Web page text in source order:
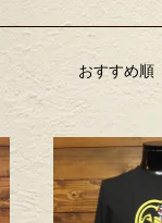
おすすめ順